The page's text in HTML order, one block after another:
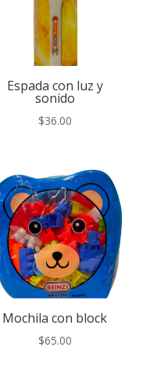
Espada con luz y
sonido
$36.00
Mochila con block
$65.00